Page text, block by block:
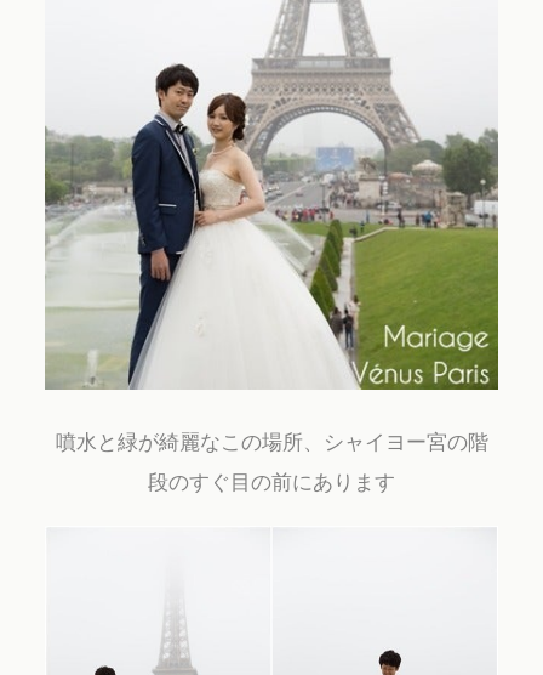
噴水と緑が綺麗なこの場所、シャイヨー宮の階
段のすぐ目の前にあります